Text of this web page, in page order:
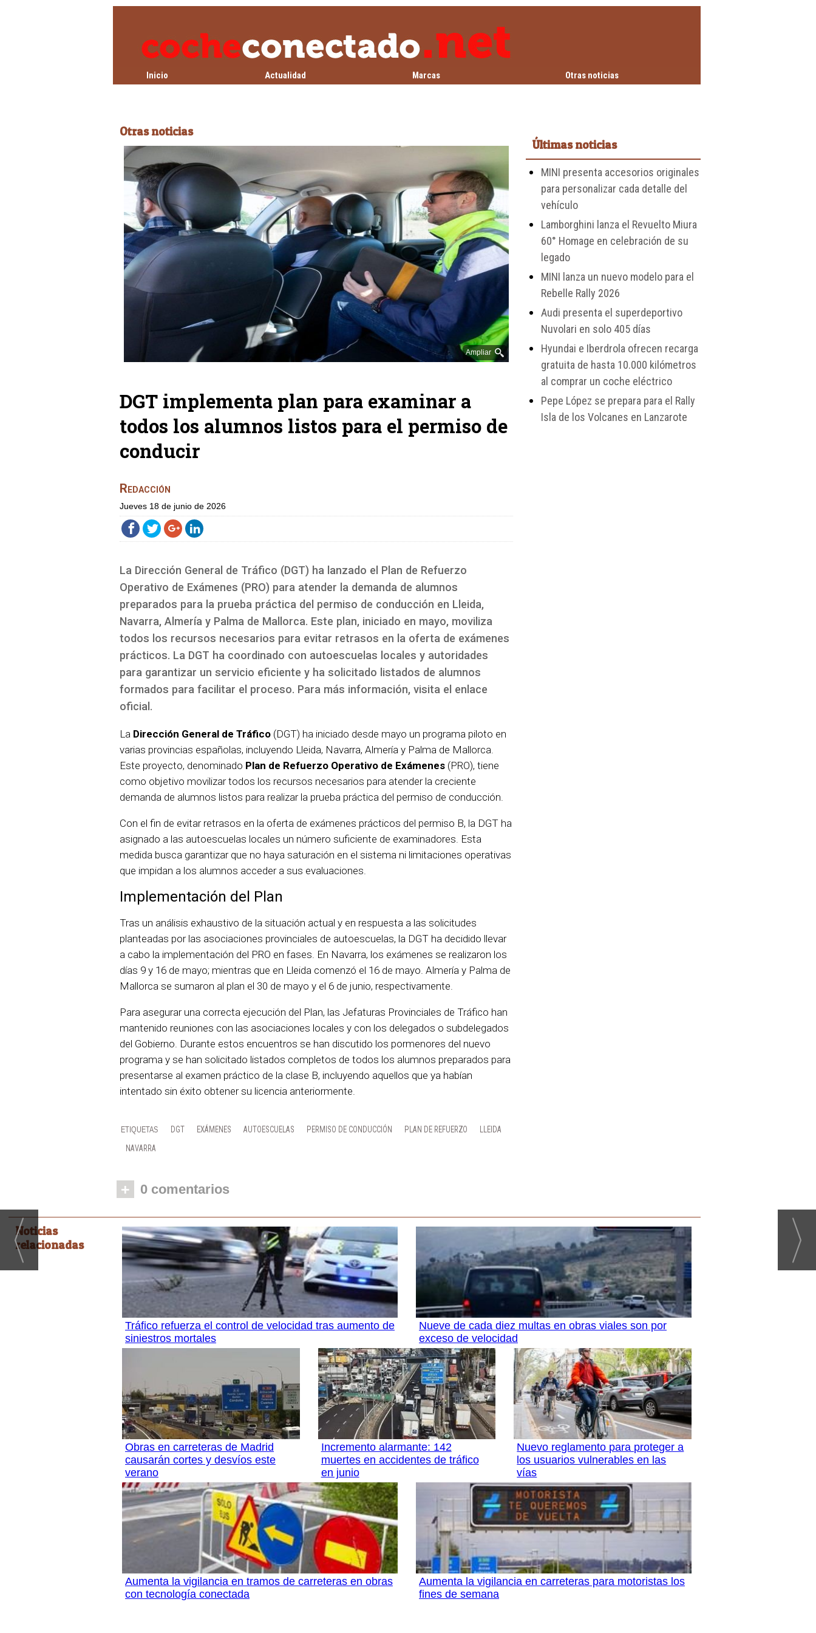
Inicio Actualidad Marcas Otras noticias
Otras noticias
Ampliar
DGT implementa plan para examinar a
todos los alumnos listos para el permiso de
conducir
Redacción
jueves 18 de junio de 2026
La Dirección General de Tráfico (DGT) ha lanzado el Plan de Refuerzo
Operativo de Exámenes (PRO) para atender la demanda de alumnos
preparados para la prueba práctica del permiso de conducción en Lleida,
Navarra, Almería y Palma de Mallorca. Este plan, iniciado en mayo, moviliza
todos los recursos necesarios para evitar retrasos en la oferta de exámenes
prácticos. La DGT ha coordinado con autoescuelas locales y autoridades
para garantizar un servicio eficiente y ha solicitado listados de alumnos
formados para facilitar el proceso. Para más información, visita el enlace
oficial.
La Dirección General de Tráfico (DGT) ha iniciado desde mayo un programa piloto en
varias provincias españolas, incluyendo Lleida, Navarra, Almería y Palma de Mallorca.
Este proyecto, denominado Plan de Refuerzo Operativo de Exámenes (PRO), tiene
como objetivo movilizar todos los recursos necesarios para atender la creciente
demanda de alumnos listos para realizar la prueba práctica del permiso de conducción.
Con el fin de evitar retrasos en la oferta de exámenes prácticos del permiso B, la DGT ha
asignado a las autoescuelas locales un número suficiente de examinadores. Esta
medida busca garantizar que no haya saturación en el sistema ni limitaciones operativas
que impidan a los alumnos acceder a sus evaluaciones.
Implementación del Plan
Tras un análisis exhaustivo de la situación actual y en respuesta a las solicitudes
planteadas por las asociaciones provinciales de autoescuelas, la DGT ha decidido llevar
a cabo la implementación del PRO en fases. En Navarra, los exámenes se realizaron los
días 9 y 16 de mayo; mientras que en Lleida comenzó el 16 de mayo. Almería y Palma de
Mallorca se sumaron al plan el 30 de mayo y el 6 de junio, respectivamente.
Para asegurar una correcta ejecución del Plan, las Jefaturas Provinciales de Tráfico han
mantenido reuniones con las asociaciones locales y con los delegados o subdelegados
del Gobierno. Durante estos encuentros se han discutido los pormenores del nuevo
programa y se han solicitado listados completos de todos los alumnos preparados para
presentarse al examen práctico de la clase B, incluyendo aquellos que ya habían
intentado sin éxito obtener su licencia anteriormente.
DGT EXÁMENES AUTOESCUELAS PERMISO DE CONDUCCIÓN PLAN DE REFUERZO
LLEIDA
NAVARRA
+ 0 comentarios
Últimas noticias
MINI presenta accesorios originales
para personalizar cada detalle del
vehículo
Lamborghini lanza el Revuelto Miura
60° Homage en celebración de su
legado
MINI lanza un nuevo modelo para el
Rebelle Rally 2026
Audi presenta el superdeportivo
Nuvolari en solo 405 días
Hyundai e Iberdrola ofrecen recarga
gratuita de hasta 10.000 kilómetros
al comprar un coche eléctrico
Pepe López se prepara para el Rally
Isla de los Volcanes en Lanzarote
Noticias
relacionadas
Tráfico refuerza el control de velocidad tras aumento de
siniestros mortales
Nueve de cada diez multas en obras viales son por
exceso de velocidad
Obras en carreteras de Madrid
causarán cortes y desvíos este
verano
Incremento alarmante: 142
muertes en accidentes de tráfico
en junio
Nuevo reglamento para proteger a
los usuarios vulnerables en las
vías
Aumenta la vigilancia en tramos de carreteras en obras
con tecnología conectada
Aumenta la vigilancia en carreteras para motoristas los
fines de semana